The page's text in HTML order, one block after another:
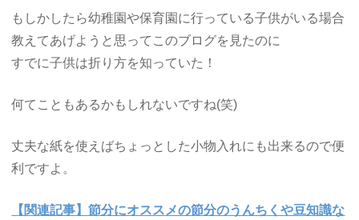
もしかしたら幼稚園や保育園に行っている子供がいる場合
教えてあげようと思ってこのブログを見たのに
すでに子供は折り方を知っていた！
何てこともあるかもしれないですね(笑)
丈夫な紙を使えばちょっとした小物入れにも出来るので便
利ですよ。
【関連記事】節分にオススメの節分のうんちくや豆知識な